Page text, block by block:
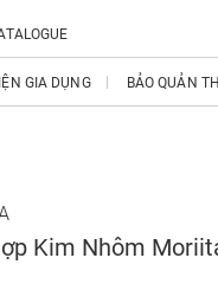
GIA DỤNG BẢO QUẢN
Kim Nhôm